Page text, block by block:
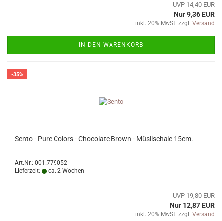
UVP 14,40 EUR
Nur 9,36 EUR
inkl. 20% MwSt. zzgl. Versand
IN DEN WARENKORB
-35%
Sento - Pure Colors - Chocolate Brown - Müslischale 15cm.
Art.Nr.: 001.779052
Lieferzeit:
ca. 2 Wochen
UVP 19,80 EUR
Nur 12,87 EUR
inkl. 20% MwSt. zzgl. Versand